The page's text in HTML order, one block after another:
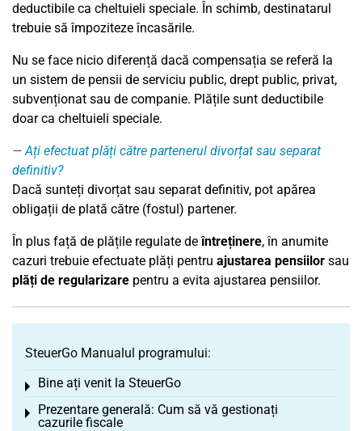
deductibile ca cheltuieli speciale. În schimb, destinatarul
trebuie să împoziteze încasările.
Nu se face nicio diferență dacă compensația se referă la
un sistem de pensii de serviciu public, drept public, privat,
subvenționat sau de companie. Plățile sunt deductibile
doar ca cheltuieli speciale.
Ați efectuat plăți către partenerul divorțat sau separat
definitiv?
Dacă sunteți divorțat sau separat definitiv, pot apărea
obligații de plată către (fostul) partener.
În plus față de plățile regulate deîntreținere, în anumite
cazuri trebuie efectuate plăți pentru ajustarea pensiilor sau
plăți de regularizare pentru a evita ajustarea pensiilor.
SteuerGo Manualul programului:
Bine ați venit la SteuerGo
Toggle menu
Prezentare generală: Cum să vă gestionați
cazurile fiscale
Toggle menu